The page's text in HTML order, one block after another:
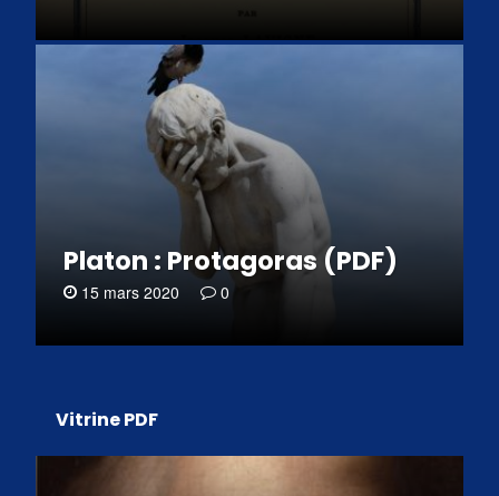
Platon : Protagoras (PDF)
15 mars 2020 0
Vitrine PDF